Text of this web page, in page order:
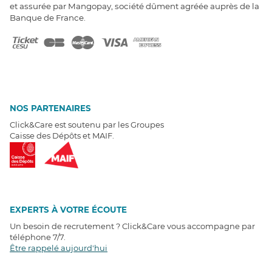
et assurée par Mangopay, société dûment agréée auprès de la
Banque de France.
NOS PARTENAIRES
Click&Care est soutenu par les Groupes
Caisse des Dépôts et MAIF.
EXPERTS À VOTRE ÉCOUTE
Un besoin de recrutement ? Click&Care vous accompagne par
téléphone 7/7
Être rappelé aujourd'hui